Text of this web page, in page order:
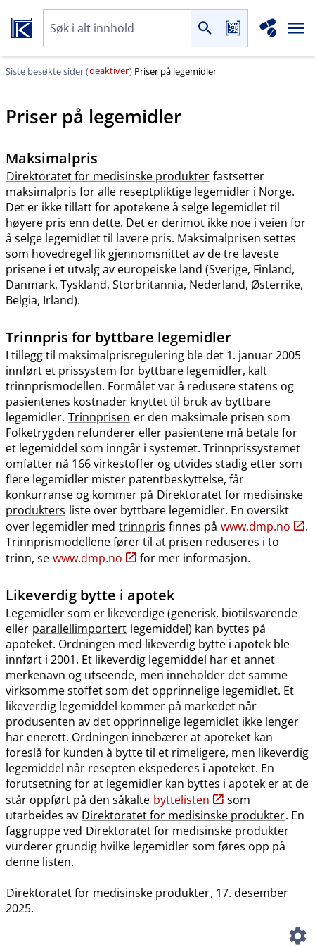
Siste besøkte sider (deaktiver) Priser på legemidler
Priser på legemidler
Maksimalpris
Direktoratet for medisinske produkter fastsetter
maksimalpris for alle reseptpliktige legemidler i Norge.
Det er ikke tillatt for apotekene å selge legemidlet til
høyere pris enn dette. Det er derimot ikke noe i veien for
å selge legemidlet til lavere pris. Maksimalprisen settes
som hovedregel lik gjennomsnittet av de tre laveste
prisene i et utvalg av europeiske land (Sverige, Finland,
Danmark, Tyskland, Storbritannia, Nederland, Østerrike,
Belgia, Irland).
Trinnpris for byttbare legemidler
I tillegg til maksimalprisregulering ble det 1. januar 2005
innført et prissystem for byttbare legemidler, kalt
trinnprismodellen. Formålet var å redusere statens og
pasientenes kostnader knyttet til bruk av byttbare
legemidler. Trinnprisen er den maksimale prisen som
Folketrygden refunderer eller pasientene må betale for
et legemiddel som inngår i systemet. Trinnprissystemet
omfatter nå 166 virkestoffer og utvides stadig etter som
flere legemidler mister patentbeskyttelse, får
konkurranse og kommer på Direktoratet for medisinske
produkters liste over byttbare legemidler. En oversikt
over legemidler med trinnpris finnes på www.dmp.no
.
Trinnprismodellene fører til at prisen reduseres i to
trinn, se www.dmp.no for mer informasjon.
Likeverdig bytte i apotek
Legemidler som er likeverdige (generisk, biotilsvarende
eller parallellimportert legemiddel) kan byttes på
apoteket. Ordningen med likeverdig bytte i apotek ble
innført i 2001. Et likeverdig legemiddel har et annet
merkenavn og utseende, men inneholder det samme
virksomme stoffet som det opprinnelige legemidlet. Et
likeverdig legemiddel kommer på markedet når
produsenten av det opprinnelige legemidlet ikke lenger
har enerett. Ordningen innebærer at apoteket kan
foreslå for kunden å bytte til et rimeligere, men likeverdig
legemiddel når resepten ekspederes i apoteket. En
forutsetning for at legemidler kan byttes i apotek er at de
står oppført på den såkalte byttelisten
som
utarbeides av Direktoratet for medisinske produkter. En
faggruppe ved Direktoratet for medisinske produkter
vurderer grundig hvilke legemidler som føres opp på
denne listen.
Direktoratet for medisinske produkter, 17. desember
2025.